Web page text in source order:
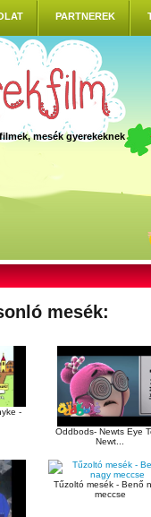
PARTNEREK
mesék gyerekeknek
mesék:
-
Oddbods- Newts Eye
Newt...
Tűzoltó mesék - Benő
meccse